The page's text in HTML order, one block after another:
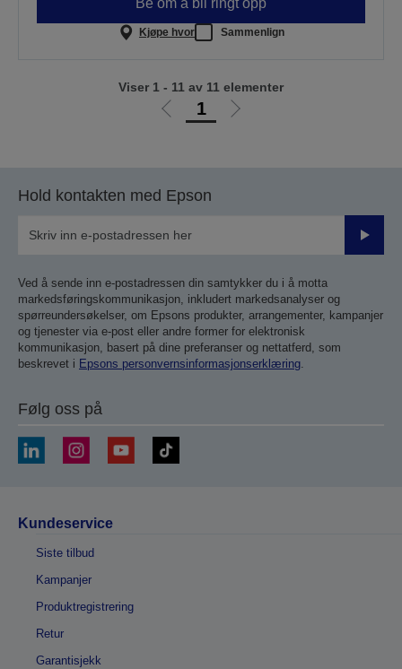
Be om å bli ringt opp
Kjøpe hvor Sammenlign
Gå
1
Gå
Viser 1 - 11 av 11 elementer
Hold kontakten med Epson
Send
Ved å sende inn e-postadressen din samtykker du i å motta
markedsføringskommunikasjon, inkludert markedsanalyser og
spørreundersøkelser, om Epsons produkter, arrangementer, kampanjer
og tjenester via e-post eller andre former for elektronisk
kommunikasjon, basert på dine preferanser og nettatferd, som
beskrevet i Epsons personvernsinformasjonserklæring.
Følg oss på
Kundeservice
Siste tilbud
Kampanjer
Produktregistrering
Retur
Garantisjekk